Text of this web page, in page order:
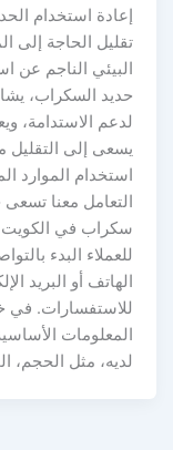
إعادة استخدام
تقليل الحاجة إلى
البيئي الناجم عن
حديد السكراب،
لدعم الاستدامة،
يسعى إلى التقليل
استخدام الموارد
التعامل معنا
سكراب في الكويت
للعملاء البدء
الهاتف أو البريد
للاستفسارات. في
المعلومات
لديه، مثل الحجم،